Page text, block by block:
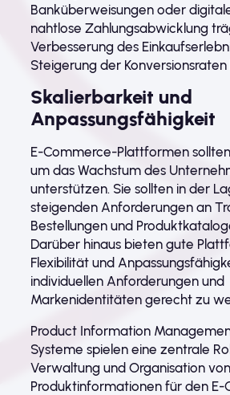
Banküberweisungen oder
nahtlose Zahlungsabwicklung
Verbesserung des
Steigerung der Konversionsraten
Skalierbarkeit und
Anpassungsfähigkeit
E-Commerce-Plattformen
um das Wachstum des
unterstützen. Sie sollten in der
steigenden Anforderungen an
Bestellungen und
Darüber hinaus bieten gute
Flexibilität und
individuellen Anforderungen und
Markenidentitäten gerecht zu
Product Information
Systeme spielen eine zentrale
Verwaltung und Organisation von
Produktinformationen für den E-